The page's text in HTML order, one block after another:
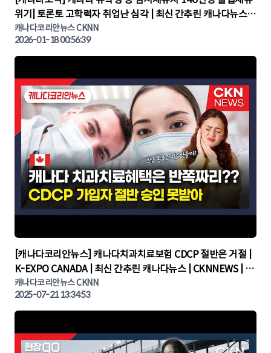
위기| 토론토 고학력자 취업난 심각 | 최신 간추린 캐나다뉴스 |
CKNNEWS, 캐나다코리안뉴스
캐나다코리안뉴스 CKNN
2026-01-18 00:56:39
▶
[캐나다코리안뉴스] 캐나다치과치료보험 CDCP 절반은 거절 |
K-EXPO CANADA | 최신 간추린 캐나다뉴스 | CKNNEWS | 캐
나다뉴스 | 토론토뉴스
캐나다코리안뉴스 CKNN
2025-07-21 13:34:53